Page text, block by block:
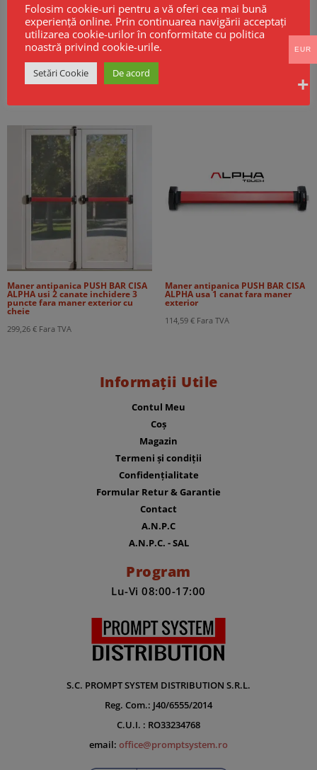
Broască electrică CISA Mito Sensor
Fail Safe
Cortine Rezistente la Foc EI60 –
Maner antipanica PUSH BAR CISA
ALPHA usi 2 canate inchidere 3
puncte fara maner exterior cu
cheie
299,26 € Fara TVA
Maner antipanica PUSH BAR CISA
ALPHA usa 1 canat fara maner
exterior
114,59 € Fara TVA
Informații Utile
Contul Meu
Coș
Magazin
Termeni și condiții
Confidențialitate
Formular Retur & Garantie
Contact
A.N.P.C
A.N.P.C. - SAL
Program
Lu-Vi 08:00-17:00
S.C. PROMPT SYSTEM DISTRIBUTION S.R.L.
Reg. Com.: J40/6555/2014
C.U.I. : RO33234768
email: office@promptsystem.ro
Folosim cookie-uri pentru a vă oferi cea mai bună
experiență online. Prin continuarea navigării acceptați
utilizarea cookie-urilor în conformitate cu politica
noastră privind cookie-urile.
Setări Cookie De acord
EUR